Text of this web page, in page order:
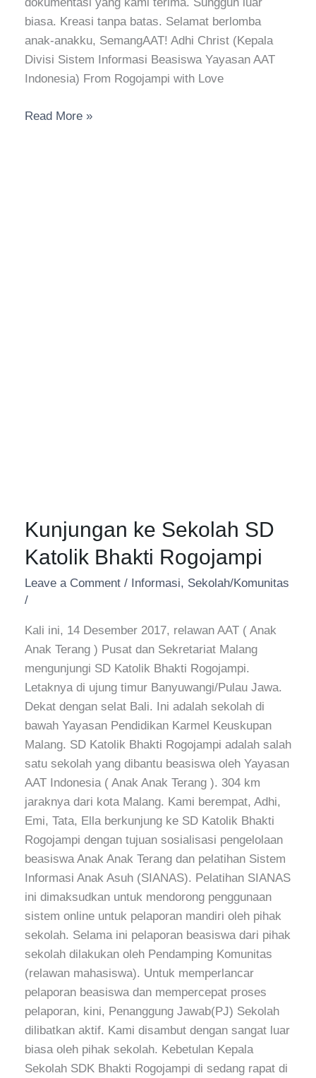
biasa. Kreasi tanpa batas. Selamat berlomba
anak-anakku, SemangAAT! Adhi Christ (Kepala
Divisi Sistem Informasi Beasiswa Yayasan AAT
Indonesia) From Rogojampi with Love
Read More »
Kunjungan ke Sekolah SD
Katolik Bhakti Rogojampi
Leave a Comment / Informasi, Sekolah/Komunitas
/
Kali ini, 14 Desember 2017, relawan AAT ( Anak
Anak Terang ) Pusat dan Sekretariat Malang
mengunjungi SD Katolik Bhakti Rogojampi.
Letaknya di ujung timur Banyuwangi/Pulau Jawa.
Dekat dengan selat Bali. Ini adalah sekolah di
bawah Yayasan Pendidikan Karmel Keuskupan
Malang. SD Katolik Bhakti Rogojampi adalah salah
satu sekolah yang dibantu beasiswa oleh Yayasan
AAT Indonesia ( Anak Anak Terang ). 304 km
jaraknya dari kota Malang. Kami berempat, Adhi,
Emi, Tata, Ella berkunjung ke SD Katolik Bhakti
Rogojampi dengan tujuan sosialisasi pengelolaan
beasiswa Anak Anak Terang dan pelatihan Sistem
Informasi Anak Asuh (SIANAS). Pelatihan SIANAS
ini dimaksudkan untuk mendorong penggunaan
sistem online untuk pelaporan mandiri oleh pihak
sekolah. Selama ini pelaporan beasiswa dari pihak
sekolah dilakukan oleh Pendamping Komunitas
(relawan mahasiswa). Untuk memperlancar
pelaporan beasiswa dan mempercepat proses
pelaporan, kini, Penanggung Jawab(PJ) Sekolah
dilibatkan aktif. Kami disambut dengan sangat luar
biasa oleh pihak sekolah. Kebetulan Kepala
Sekolah SDK Bhakti Rogojampi di sedang rapat di